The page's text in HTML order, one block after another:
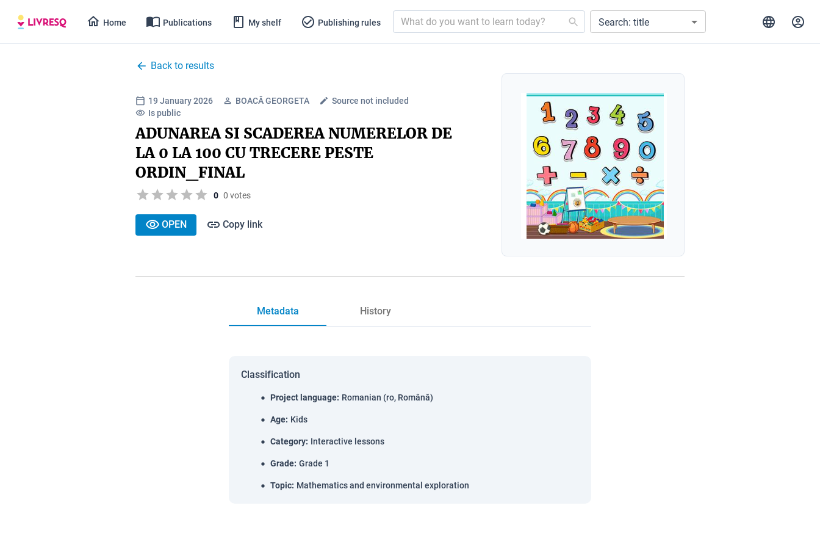
Home Publications My shelf Publishing rules Search: title
Back to results
19 January 2026 BOACĂ GEORGETA
Source not included
Is public
ADUNAREA SI SCADEREA NUMERELOR DE
LA 0 LA 100 CU TRECERE PESTE
ORDIN_FINAL
0 0 votes
OPEN Copy link
Metadata History
Classification
Project language: Romanian (ro, Română)
Age: Kids
Category: Interactive lessons
Grade: Grade 1
Topic: Mathematics and environmental exploration